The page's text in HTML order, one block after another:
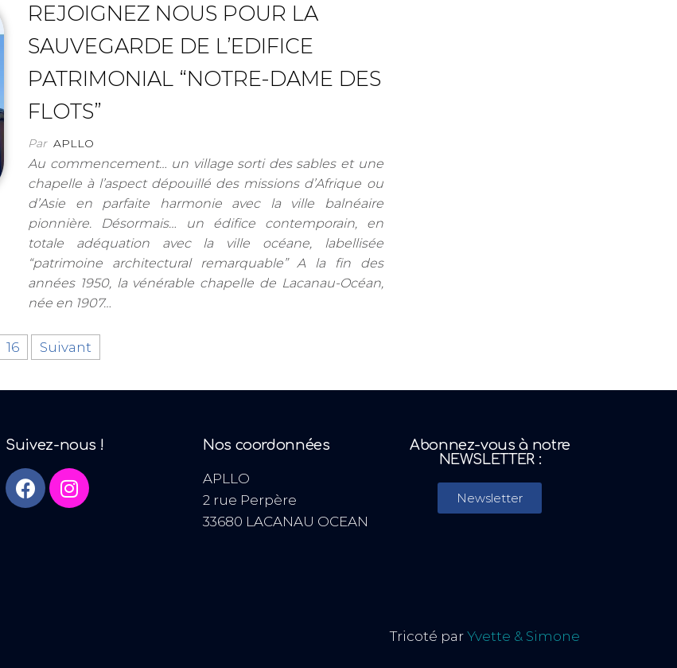
REJOIGNEZ NOUS POUR LA
SAUVEGARDE DE L’EDIFICE
PATRIMONIAL “NOTRE-DAME DES
FLOTS”
Par APLLO
Au commencement… un village sorti des sables et une
chapelle à l’aspect dépouillé des missions d’Afrique ou
d’Asie en parfaite harmonie avec la ville balnéaire
pionnière. Désormais… un édifice contemporain, en
totale adéquation avec la ville océane, labellisée
“patrimoine architectural remarquable” A la fin des
années 1950, la vénérable chapelle de Lacanau-Océan,
née en 1907…
16 Suivant
Suivez-nous ! Nos coordonnées
APLLO
2 rue Perpère
33680 LACANAU OCEAN
Abonnez-vous à notre
NEWSLETTER :
Newsletter
Tricoté par Yvette & Simone